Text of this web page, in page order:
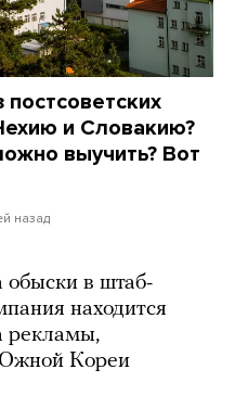
и Словакию?
выучить? Вот
назад
обыски в штаб-
находится
рекламы,
Кореи